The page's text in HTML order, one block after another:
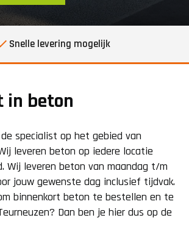
Snelle levering mogelijk
in beton
specialist op het gebied van
leveren beton op iedere locatie
Wij leveren beton van maandag t/m
jouw gewenste dag inclusief tijdvak.
binnenkort beton te bestellen en te
Dan ben je hier dus op de